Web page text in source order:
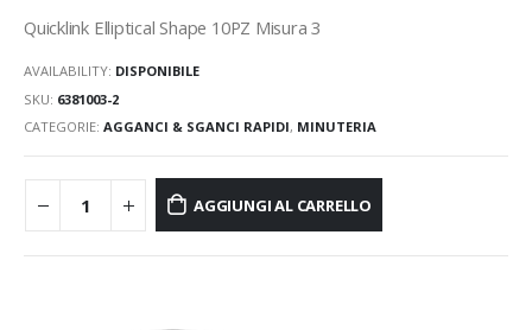
Quicklink Elliptical Shape 10PZ Misura 3
AVAILABILITY: DISPONIBILE
SKU: 6381003-2
CATEGORIE: AGGANCI & SGANCI RAPIDI, MINUTERIA
AGGIUNGI AL CARRELLO